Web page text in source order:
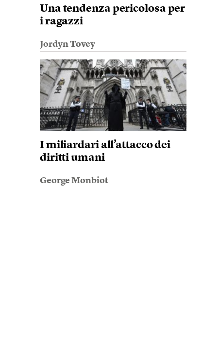
Una tendenza pericolosa per
i ragazzi
Jordyn Tovey
I miliardari all’attacco dei
diritti umani
George Monbiot